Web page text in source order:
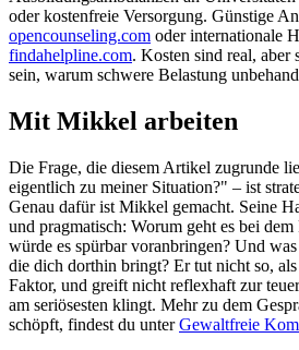
oder kostenfreie Versorgung. Günstige
opencounseling.com oder internationale
findahelpline.com. Kosten sind real, aber
sein, warum schwere Belastung
Mit Mikkel arbeiten
Die Frage, die diesem Artikel zugrunde
eigentlich zu meiner Situation?" – ist
Genau dafür ist Mikkel gemacht. Seine
und pragmatisch: Worum geht es bei
würde es spürbar voranbringen? Und
die dich dorthin bringt? Er tut nicht so,
Faktor, und greift nicht reflexhaft zur
am seriösesten klingt. Mehr zu dem
schöpft, findest du unterGewaltfreie